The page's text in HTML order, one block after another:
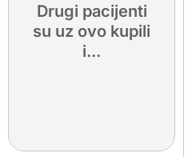
Drugi pacijenti
su uz ovo kupili
i...